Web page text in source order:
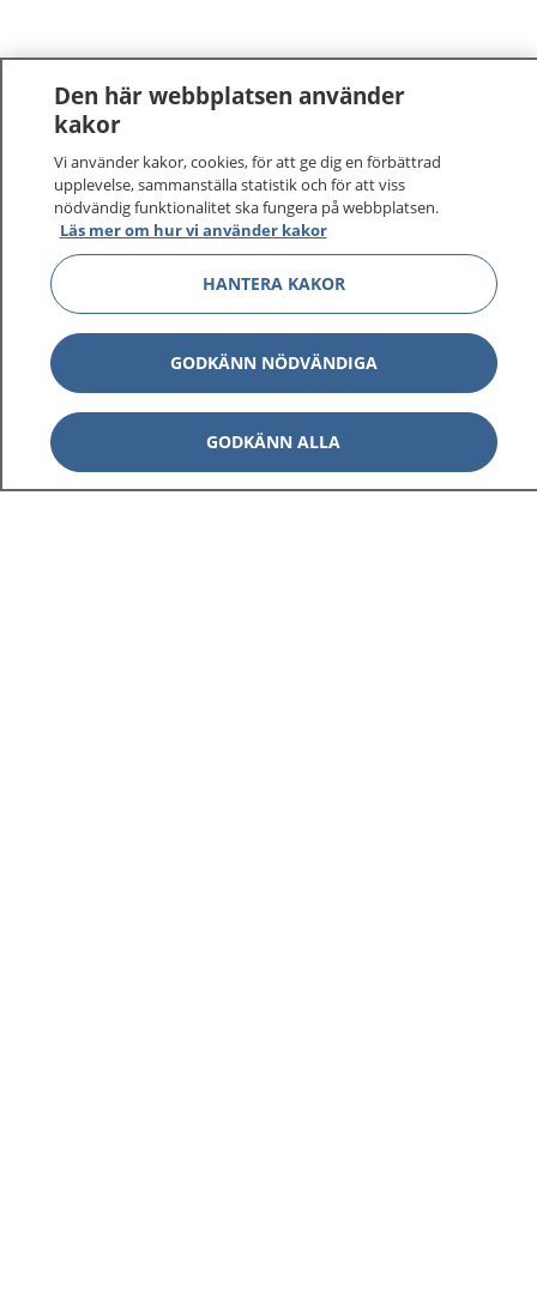
Den här webbplatsen använder
kakor
Vi använder kakor, cookies, för att ge dig en förbättrad
upplevelse, sammanställa statistik och för att viss
nödvändig funktionalitet ska fungera på webbplatsen.
Läs mer om hur vi använder kakor
HANTERA KAKOR
GODKÄNN NÖDVÄNDIGA
GODKÄNN ALLA